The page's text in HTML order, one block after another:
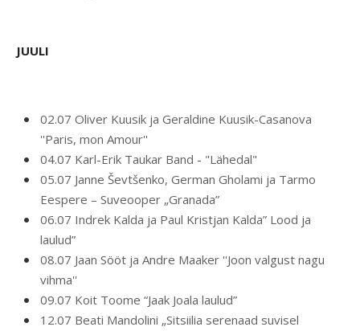
JUULI
02.07 Oliver Kuusik ja Geraldine Kuusik-Casanova
''Paris, mon Amour''
04.07 Karl-Erik Taukar Band - "Lähedal"
05.07 Janne Ševtšenko, German Gholami ja Tarmo
Eespere – Suveooper „Granada”
06.07 Indrek Kalda ja Paul Kristjan Kalda” Lood ja
laulud”
08.07 Jaan Sööt ja Andre Maaker ''Joon valgust nagu
vihma''
09.07 Koit Toome “Jaak Joala laulud”
12.07 Beati Mandolini „Sitsiilia serenaad suvisel